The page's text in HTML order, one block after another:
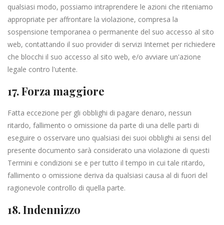
qualsiasi modo, possiamo intraprendere le azioni che riteniamo
appropriate per affrontare la violazione, compresa la
sospensione temporanea o permanente del suo accesso al sito
web, contattando il suo provider di servizi Internet per richiedere
che blocchi il suo accesso al sito web, e/o avviare un'azione
legale contro l'utente.
17. Forza maggiore
Fatta eccezione per gli obblighi di pagare denaro, nessun
ritardo, fallimento o omissione da parte di una delle parti di
eseguire o osservare uno qualsiasi dei suoi obblighi ai sensi del
presente documento sarà considerato una violazione di questi
Termini e condizioni se e per tutto il tempo in cui tale ritardo,
fallimento o omissione deriva da qualsiasi causa al di fuori del
ragionevole controllo di quella parte.
18. Indennizzo